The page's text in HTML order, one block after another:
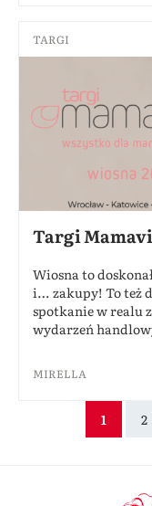
TARGI
Targi
Wiosna to
i… zakupy! To też
spotkanie w realu
wydarzeń
MIRELLA
1 2